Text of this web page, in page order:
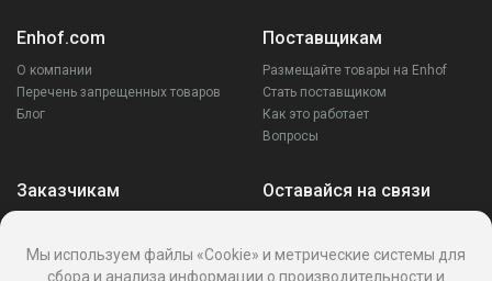
Enhof.com
О компании
Перечень запрещенных товаров
Блог
Поставщикам
Размещайте товары на Enhof
Стать поставщиком
Как это работает
Вопросы
Заказчикам Оставайся на связи
Мы используем файлы «Cookie» и метрические системы для
сбора и анализа информации о производительности и